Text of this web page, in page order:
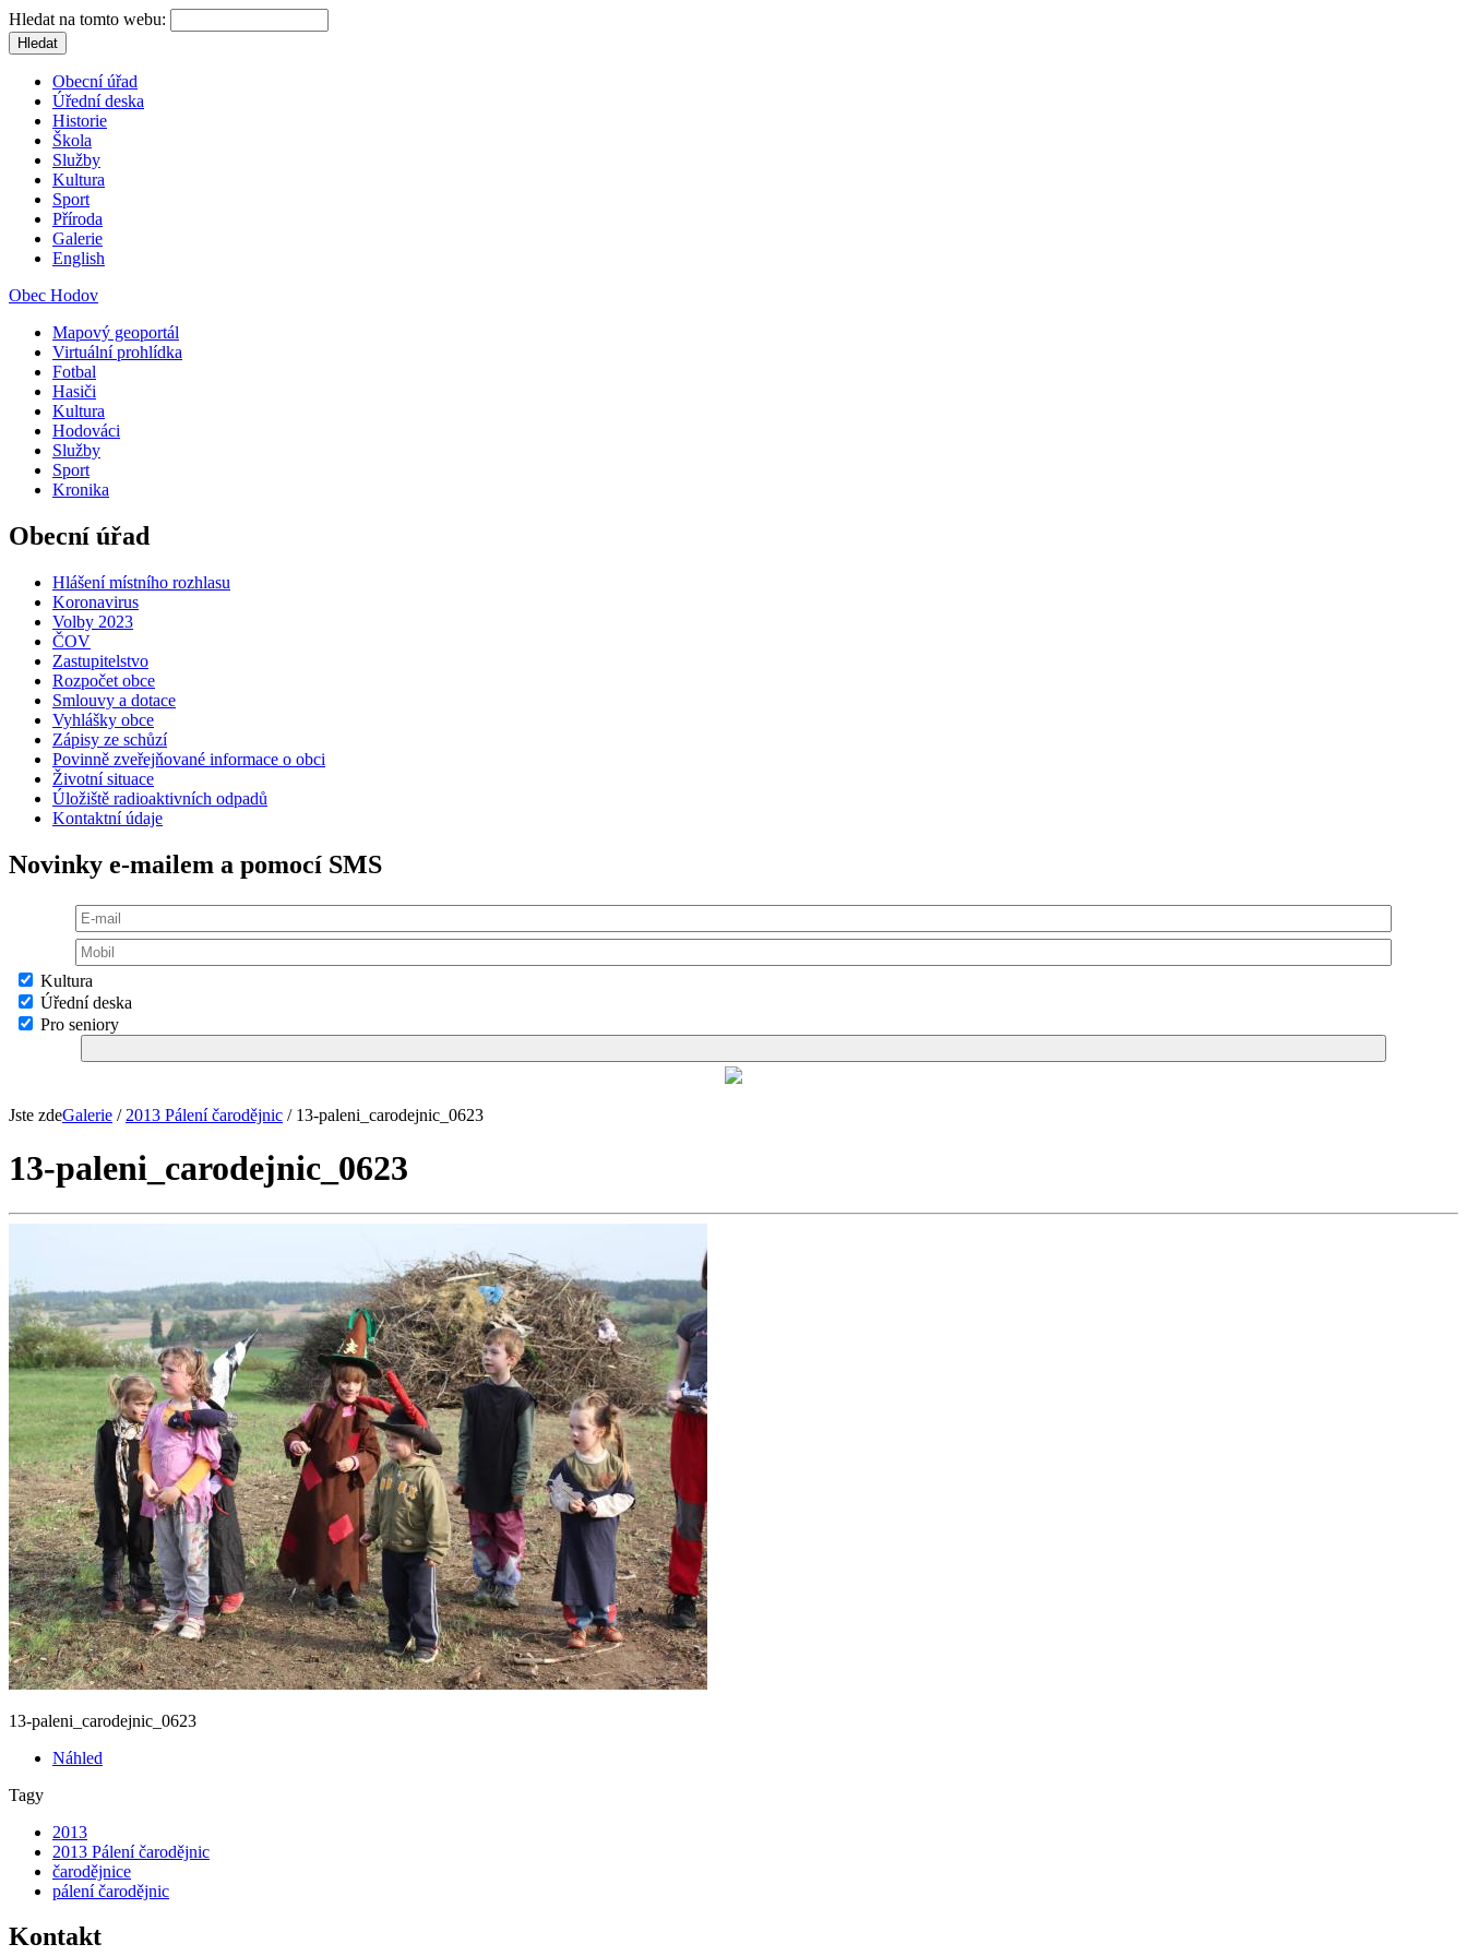
Hledat na tomto webu:
Obecní úřad
Úřední deska
Historie
Škola
Služby
Kultura
Sport
Příroda
Galerie
English
Obec Hodov
Mapový geoportál
Virtuální prohlídka
Fotbal
Hasiči
Kultura
Hodováci
Služby
Sport
Kronika
Obecní úřad
Hlášení místního rozhlasu
Koronavirus
Volby 2023
ČOV
Zastupitelstvo
Rozpočet obce
Smlouvy a dotace
Vyhlášky obce
Zápisy ze schůzí
Povinně zveřejňované informace o obci
Životní situace
Úložiště radioaktivních odpadů
Kontaktní údaje
Novinky e-mailem a pomocí SMS
Kultura
Úřední deska
Pro seniory
Jste zdeGalerie / 2013 Pálení čarodějnic / 13-paleni_carodejnic_0623
13-paleni_carodejnic_0623
13-paleni_carodej­nic_0623
Náhled
Tagy
2013
2013 Pálení čarodějnic
čarodějnice
pálení čarodějnic
Kontakt